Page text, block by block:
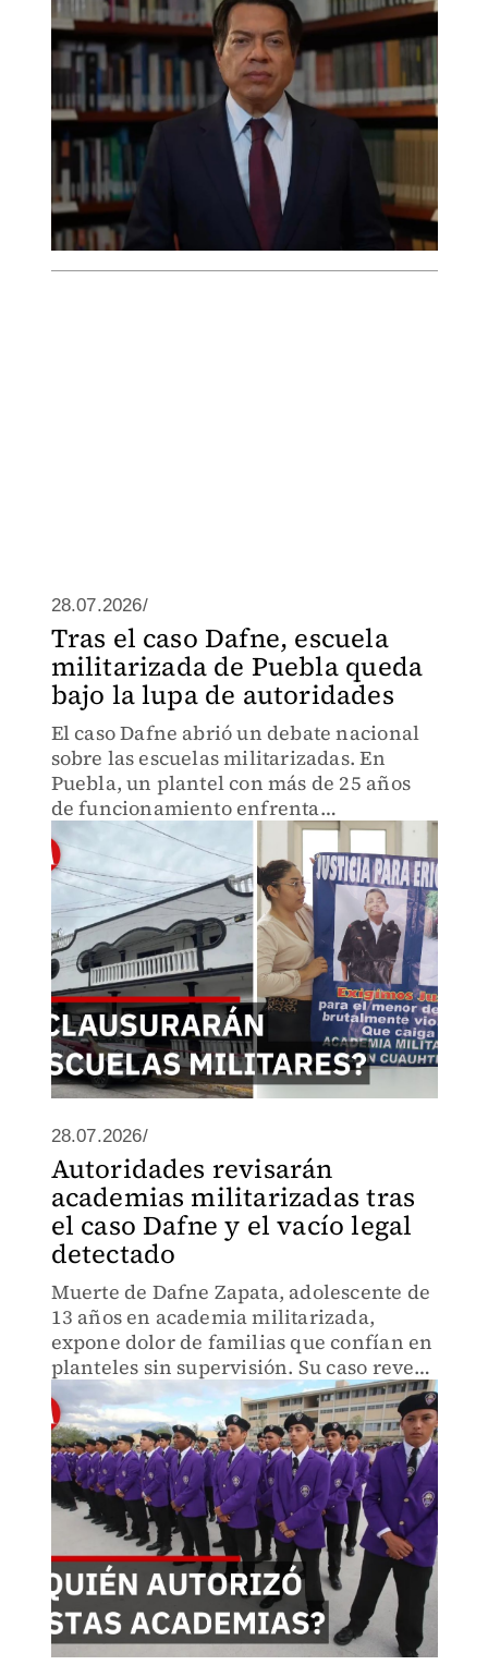
28.07.2026/
Tras el caso Dafne, escuela
militarizada de Puebla queda
bajo la lupa de autoridades
El caso Dafne abrió un debate nacional
sobre las escuelas militarizadas. En
Puebla, un plantel con más de 25 años
de funcionamiento enfrenta
incertidumbre tras los
pronunciamientos de la SEP.
28.07.2026/
Autoridades revisarán
academias militarizadas tras
el caso Dafne y el vacío legal
detectado
Muerte de Dafne Zapata, adolescente de
13 años en academia militarizada,
expone dolor de familias que confían en
planteles sin supervisión. Su caso revela
el costo humano del vacío regulatorio
que permite instituciones en la sombra.